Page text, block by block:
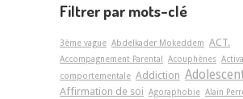
Filtrer par mots-clé
3ème vague Abdelkader Mokeddem ACT.
Accompagnement Parental Acouphènes
comportementale Addiction
Affirmation de soi Agoraphobie Alain